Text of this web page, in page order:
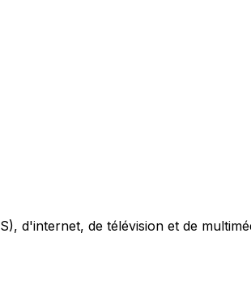
d'internet, de télévision et de